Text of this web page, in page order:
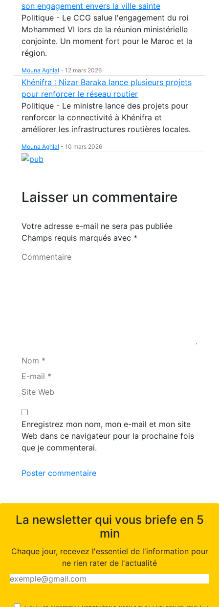
son engagement envers la ville sainte
Politique - Le CCG salue l'engagement du roi
Mohammed VI lors de la réunion ministérielle
conjointe. Un moment fort pour le Maroc et la
région.
Mouna Aghlal - 12 mars 2026
Khénifra : Nizar Baraka lance plusieurs projets
pour renforcer le réseau routier
Politique - Le ministre lance des projets pour
renforcer la connectivité à Khénifra et
améliorer les infrastructures routières locales.
Mouna Aghlal - 10 mars 2026
Laisser un commentaire
Votre adresse e-mail ne sera pas publiée
Champs requis marqués avec *
Commentaire
Nom *
E-mail *
Site Web
Enregistrez mon nom, mon e-mail et mon site
Web dans ce navigateur pour la prochaine fois
que je commenterai.
Poster commentaire
La newsletter qui vous briefe en 5
min
Chaque jour, recevez l'essentiel de l'information pour
ne rien rater de l'actualité